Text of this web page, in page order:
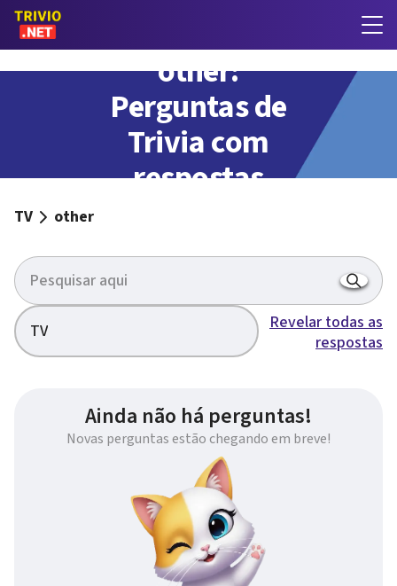
other:
Perguntas de
Trivia com
respostas
TV other
TV
Revelar todas as
respostas
Ainda não há perguntas!
Novas perguntas estão chegando em breve!